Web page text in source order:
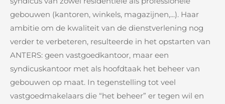
gebouwen (kantoren, winkels, magazijnen,...). Haar
ambitie om de kwaliteit van de dienstverlening nog
verder te verbeteren, resulteerde in het opstarten van
ANTERS: geen vastgoedkantoor, maar een
syndicuskantoor met als hoofdtaak het beheer van
gebouwen op maat. In tegenstelling tot veel
vastgoedmakelaars die “het beheer” er tegen wil en